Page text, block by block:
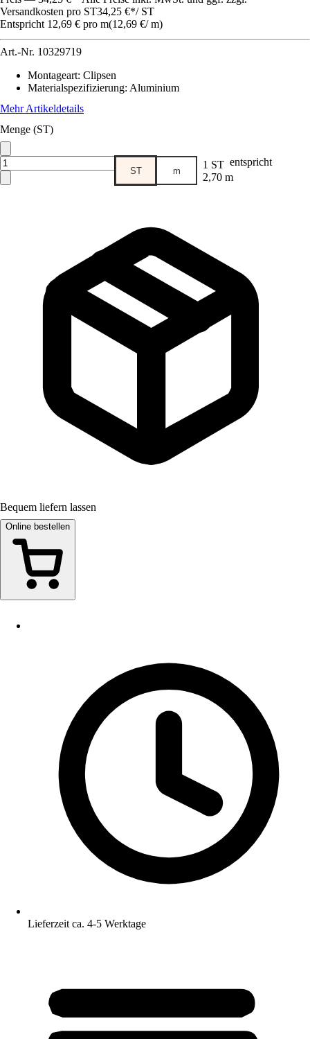
Versandkosten pro ST34,25 €*/ ST
Entspricht 12,69 € pro m(12,69 €/ m)
Art.-Nr. 10329719
Montageart: Clipsen
Materialspezifizierung: Aluminium
Mehr Artikeldetails
Menge (ST)
ST m 1 ST entspricht
2,70 m
Bequem liefern lassen
Online bestellen
Lieferzeit ca. 4-5 Werktage